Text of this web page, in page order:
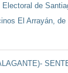
Electoral de
El Arrayán,